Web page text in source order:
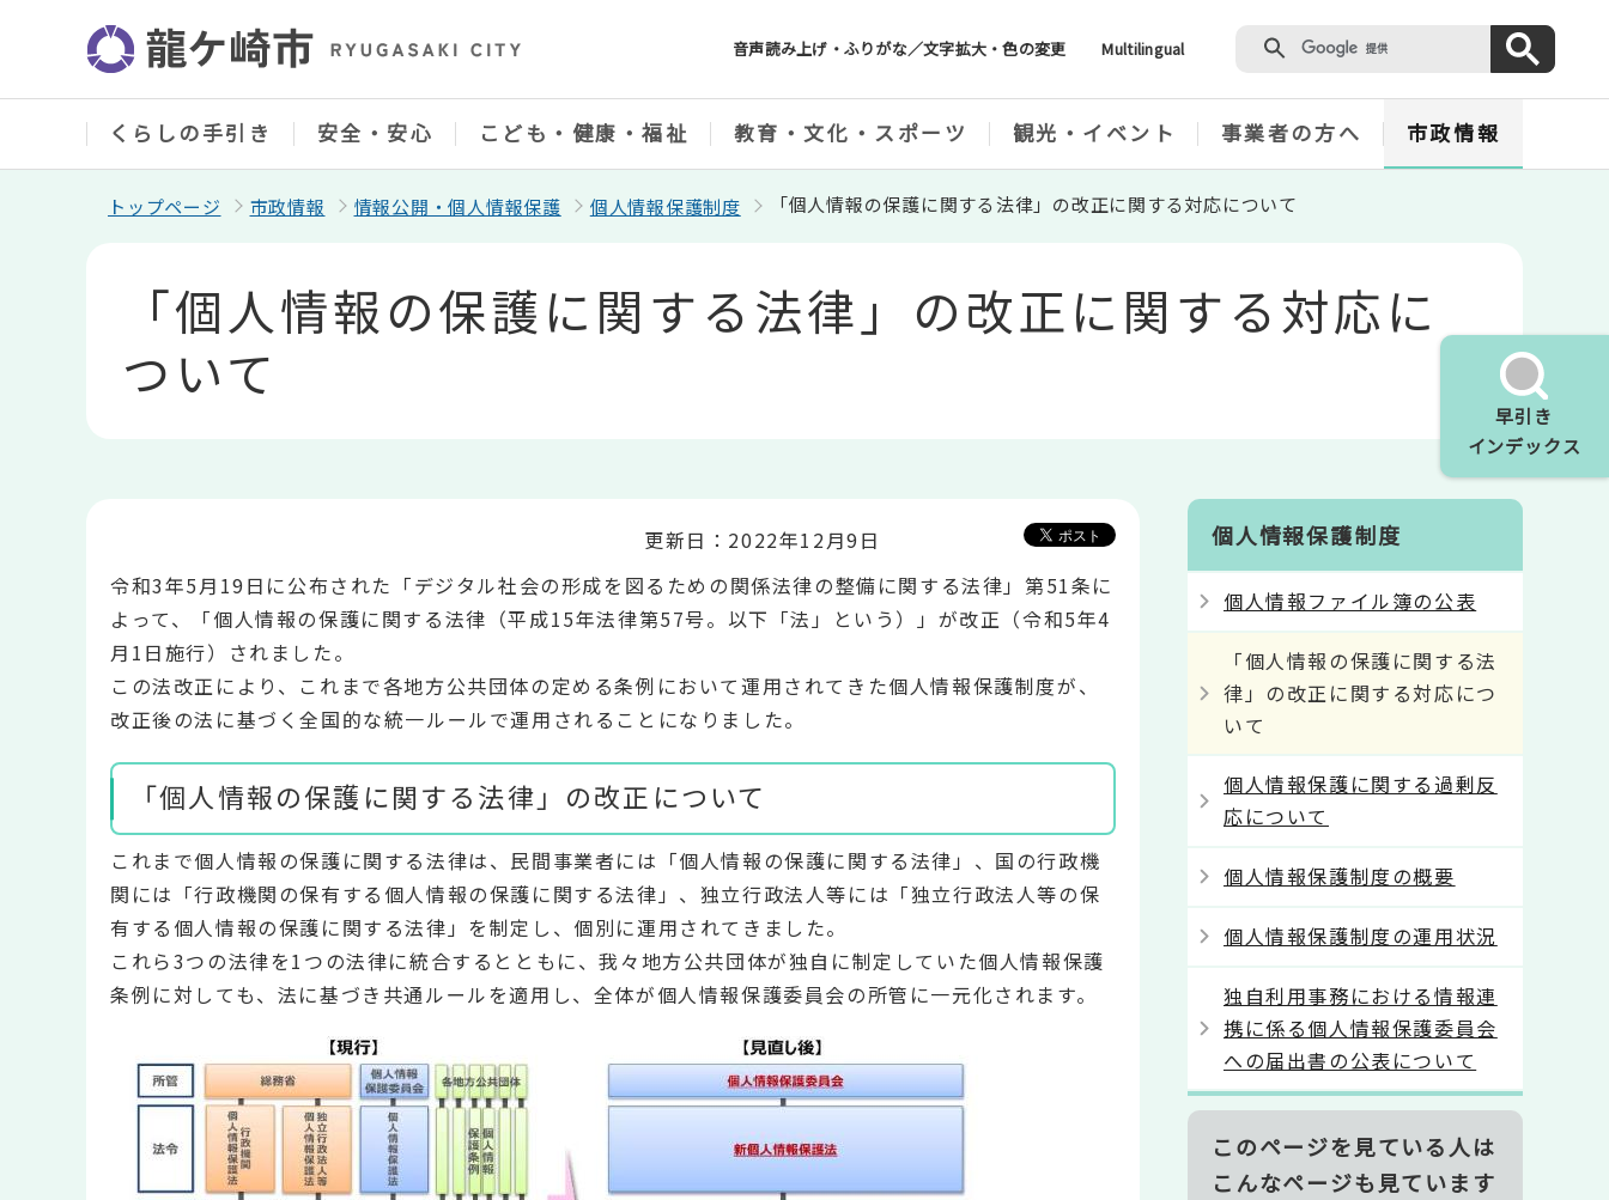
ジ
音声読み上げ・ふりがな／文字拡大・色の変更 Multilingual
早引き
インデックス
くらしの手引き 安全・安心 こども・健康・福祉 教育・文化・スポーツ 観光・イベント 事業者の方へ 市政情報
トップページ 市政情報 情報公開・個人情報保護 個人情報保護制度 「個人情報の保護に関する法律」の改正に関する対応について
「個人情報の保護に関する法律」の改正に関する対応に
ついて
更新日：2022年12月9日
令和3年5月19日に公布された「デジタル社会の形成を図るための関係法律の整備に関する法律」第51条に
よって、「個人情報の保護に関する法律（平成15年法律第57号。以下「法」という）」が改正（令和5年4
月1日施行）されました。
この法改正により、これまで各地方公共団体の定める条例において運用されてきた個人情報保護制度が、
改正後の法に基づく全国的な統一ルールで運用されることになりました。
「個人情報の保護に関する法律」の改正について
これまで個人情報の保護に関する法律は、民間事業者には「個人情報の保護に関する法律」、国の行政機
関には「行政機関の保有する個人情報の保護に関する法律」、独立行政法人等には「独立行政法人等の保
有する個人情報の保護に関する法律」を制定し、個別に運用されてきました。
これら3つの法律を1つの法律に統合するとともに、我々地方公共団体が独自に制定していた個人情報保護
条例に対しても、法に基づき共通ルールを適用し、全体が個人情報保護委員会の所管に一元化されます。
個人情報保護制度
個人情報ファイル簿の公表
「個人情報の保護に関する法
律」の改正に関する対応につ
いて
個人情報保護に関する過剰反
応について
個人情報保護制度の概要
個人情報保護制度の運用状況
独自利用事務における情報連
携に係る個人情報保護委員会
への届出書の公表について
このページを見ている人は
こんなページも見ています